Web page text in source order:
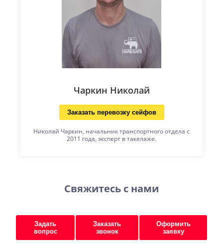
Чаркин Николай
Заказать перевозку сейфов
Николай Чаркин, начальник транспортного отдела с
2011 года, эксперт в такелаже.
Свяжитесь с нами
Задать
вопрос
Заказать
звонок
Оформить
заявку